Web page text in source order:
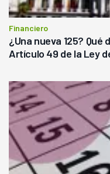
Financiero
¿Una nueva 125?
Artículo 49 de la Ley